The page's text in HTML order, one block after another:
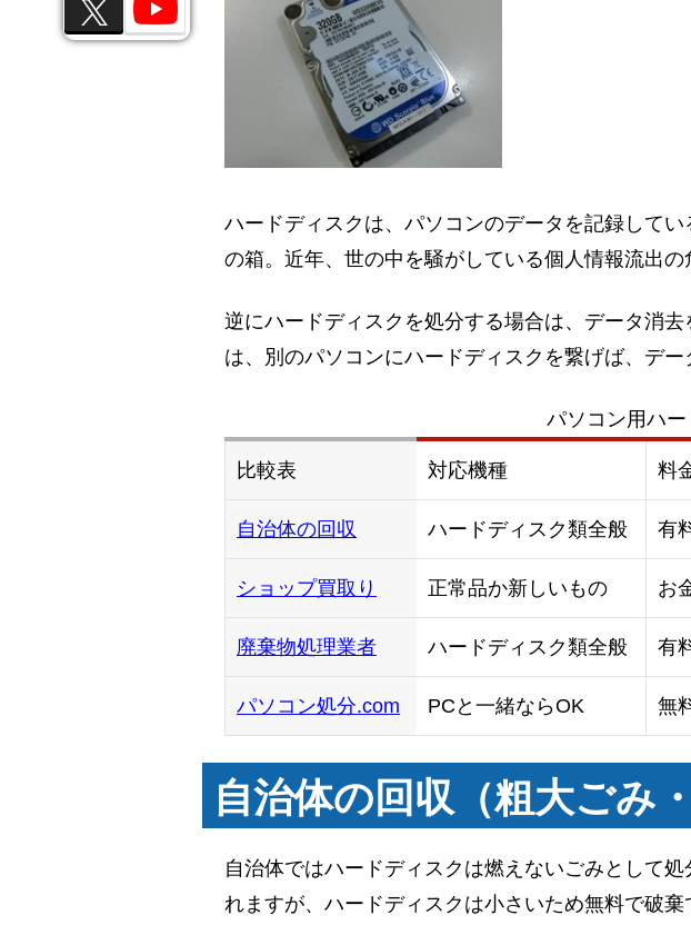
ハードディスクは、パソコンのデータを記録して
の箱。近年、世の中を騒がしている個人情報流出の
逆にハードディスクを処分する場合は、データ消
は、別のパソコンにハードディスクを繋げば、デー
パソコン用ハ
比較表 対応機種 料
自治体の回収 ハードディスク類全般 有
ショップ買取り 正常品か新しいもの お
廃棄物処理業者 ハードディスク類全般 有
パソコン処分.com PCと一緒ならOK 無
自治体の回収（粗大ごみ
自治体ではハードディスクは燃えないごみとして
れますが、ハードディスクは小さいため無料で破